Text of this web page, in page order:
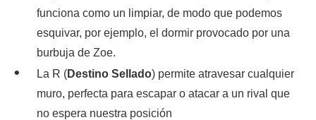
funciona como un limpiar, de modo que podemos
esquivar, por ejemplo, el dormir provocado por una
burbuja de Zoe.
La R (Destino Sellado) permite atravesar cualquier
muro, perfecta para escapar o atacar a un rival que
no espera nuestra posición